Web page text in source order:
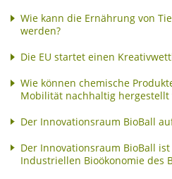
Wie kann die Ernährung von
werden?
Die EU startet einen
Wie können chemische
Mobilität nachhaltig hergestellt
Der Innovationsraum BioBall
Der Innovationsraum BioBall
Industriellen Bioökonomie des